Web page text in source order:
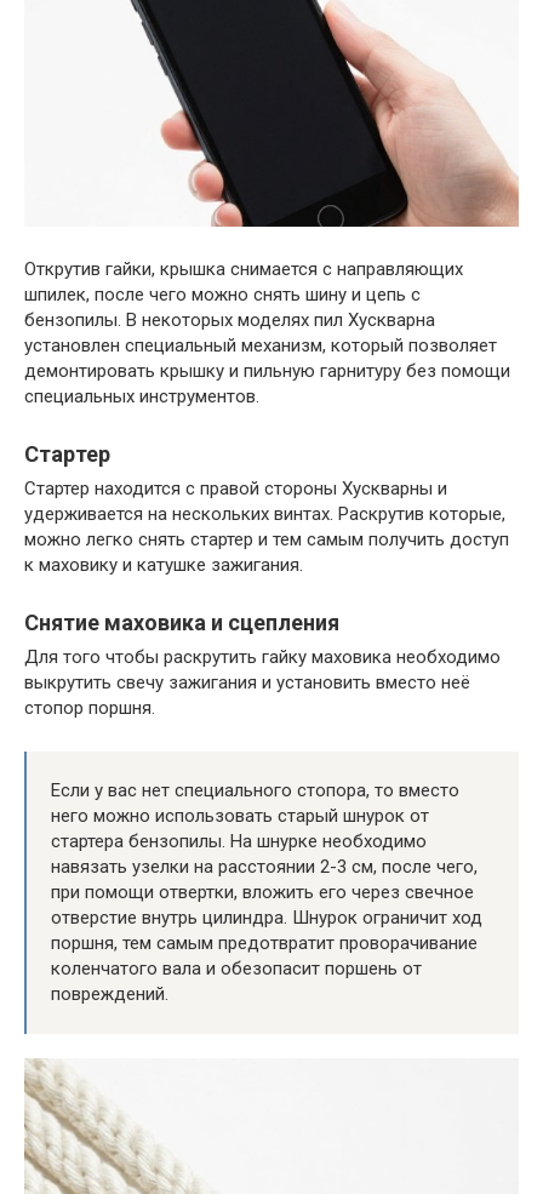
Открутив гайки, крышка снимается с направляющих
шпилек, после чего можно снять шину и цепь с
бензопилы. В некоторых моделях пил Хускварна
установлен специальный механизм, который позволяет
демонтировать крышку и пильную гарнитуру без помощи
специальных инструментов.
Стартер
Стартер находится с правой стороны Хускварны и
удерживается на нескольких винтах. Раскрутив которые,
можно легко снять стартер и тем самым получить доступ
к маховику и катушке зажигания.
Снятие маховика и сцепления
Для того чтобы раскрутить гайку маховика необходимо
выкрутить свечу зажигания и установить вместо неё
стопор поршня.
Если у вас нет специального стопора, то вместо
него можно использовать старый шнурок от
стартера бензопилы. На шнурке необходимо
навязать узелки на расстоянии 2-3 см, после чего,
при помощи отвертки, вложить его через свечное
отверстие внутрь цилиндра. Шнурок ограничит ход
поршня, тем самым предотвратит проворачивание
коленчатого вала и обезопасит поршень от
повреждений.